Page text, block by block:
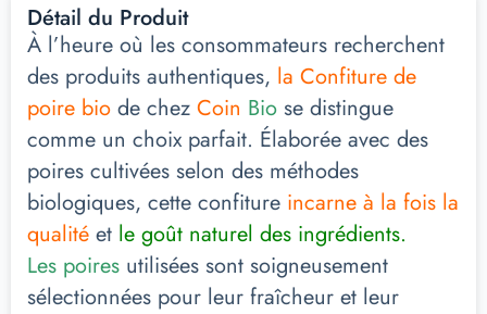
Détail du Produit
À l’heure où les consommateurs recherchent
des produits authentiques, la Confiture de
poire bio de chez Coin Bio se distingue
comme un choix parfait. Élaborée avec des
poires cultivées selon des méthodes
biologiques, cette confiture incarne à la fois la
qualité et le goût naturel des ingrédients.
Les poires utilisées sont soigneusement
sélectionnées pour leur fraîcheur et leur